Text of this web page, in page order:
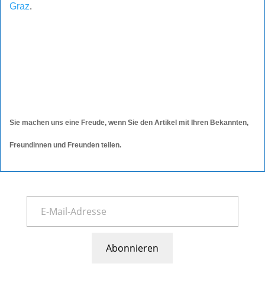
Graz.
Sie machen uns eine Freude, wenn Sie den Artikel mit Ihren Bekannten,
Freundinnen und Freunden teilen.
Abonnieren